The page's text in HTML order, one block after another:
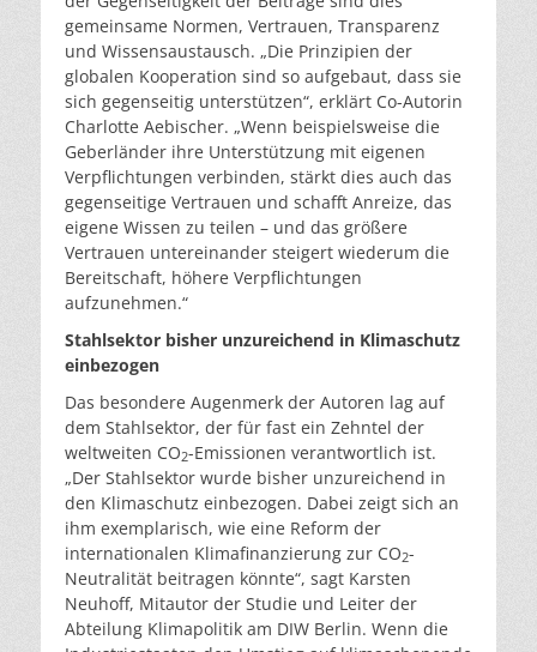
gemeinsame Normen, Vertrauen, Transparenz
und Wissensaustausch. „Die Prinzipien der
globalen Kooperation sind so aufgebaut, dass sie
sich gegenseitig unterstützen“, erklärt Co-Autorin
Charlotte Aebischer. „Wenn beispielsweise die
Geberländer ihre Unterstützung mit eigenen
Verpflichtungen verbinden, stärkt dies auch das
gegenseitige Vertrauen und schafft Anreize, das
eigene Wissen zu teilen – und das größere
Vertrauen untereinander steigert wiederum die
Bereitschaft, höhere Verpflichtungen
aufzunehmen.“
Stahlsektor bisher unzureichend in Klimaschutz
einbezogen
Das besondere Augenmerk der Autoren lag auf
dem Stahlsektor, der für fast ein Zehntel der
weltweiten CO2-Emissionen verantwortlich ist.
„Der Stahlsektor wurde bisher unzureichend in
den Klimaschutz einbezogen. Dabei zeigt sich an
ihm exemplarisch, wie eine Reform der
internationalen Klimafinanzierung zur CO2-
Neutralität beitragen könnte“, sagt Karsten
Neuhoff, Mitautor der Studie und Leiter der
Abteilung Klimapolitik am DIW Berlin. Wenn die